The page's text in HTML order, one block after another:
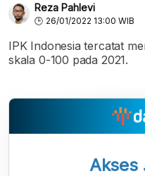
Reza Pahlevi
26/01/2022 13:00 WIB
IPK Indonesia tercatat
skala 0-100 pada 2021.
Akses